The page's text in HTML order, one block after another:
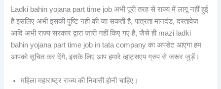
Ladki bahin yojana part time job अभी पूरी तरह से राज्य में लागू नहीं हुई
है इसलिए अभी इसकी पुष्टि नहीं की जा सकती है, पात्रता मानदंड, दस्तावेज
आदि अभी राज्य सरकार द्वारा जारी नहीं किए गए हैं, जैसे ही mazi ladki
bahin yojana part time job in tata company का अपडेट आएगा हम
आपको सूचित कर देंगे, इसके लिए आप हमारे व्हाट्सएप ग्रुप से जरूर जुड़ें।
महिला महाराष्ट्र राज्य की निवासी होनी चाहिए।